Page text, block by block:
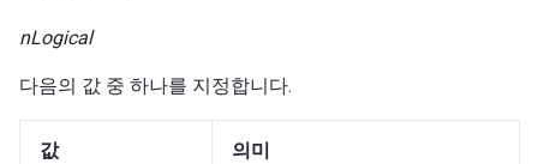
nLogical
다음의 값 중 하나를 지정합니다.
값 의미